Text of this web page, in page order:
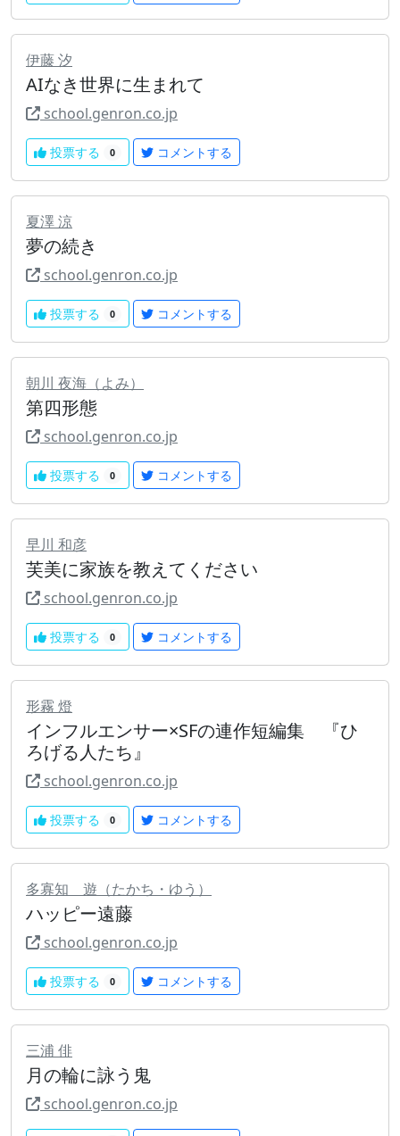
伊藤 汐
AIなき世界に生まれて
school.genron.co.jp
投票する 0 コメントする
夏澤 涼
夢の続き
school.genron.co.jp
投票する 0 コメントする
朝川 夜海（よみ）
第四形態
school.genron.co.jp
投票する 0 コメントする
早川 和彦
芙美に家族を教えてください
school.genron.co.jp
投票する 0 コメントする
形霧 燈
インフルエンサー×SFの連作短編集 『ひ
ろげる人たち』
school.genron.co.jp
投票する 0 コメントする
多寡知 遊（たかち・ゆう）
ハッピー遠藤
school.genron.co.jp
投票する 0 コメントする
三浦 俳
月の輪に詠う鬼
school.genron.co.jp